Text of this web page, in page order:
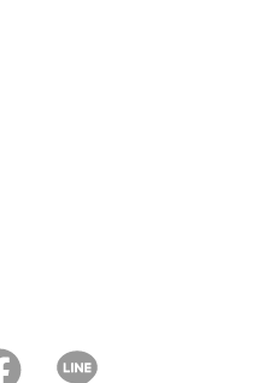
facebook